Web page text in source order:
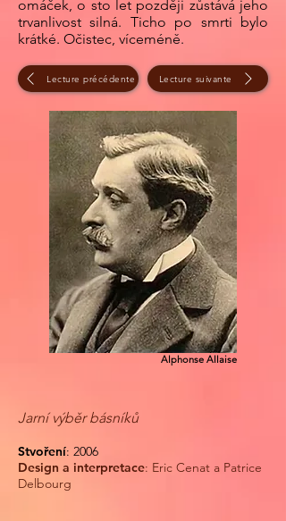
omáček, o sto let později zůstává jeho
trvanlivost silná. Ticho po smrti bylo
krátké. Očistec, víceméně.
Lecture précédente Lecture suivante
Alphonse Allaise
Jarní výběr básníků
Stvoření: 2006
Design a interpretace: Eric Cenat a Patrice
Delbourg